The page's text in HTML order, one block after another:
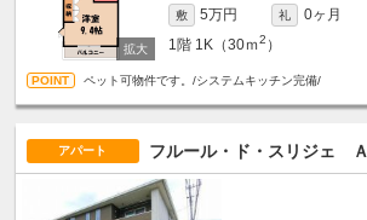
敷 5万円 礼
0ヶ月
1階 1K（30ｍ2 ）
ペット可物件です。/システムキッチン完備/
アパート フルール・ド・スリジェ Ａ